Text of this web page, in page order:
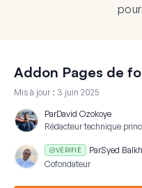
Addon Pages de
Mis à jour : 3 juin 2025
ParDavid Ozokoye
Rédacteur technique
VÉRIFIÉ ParSyed
Cofondateur